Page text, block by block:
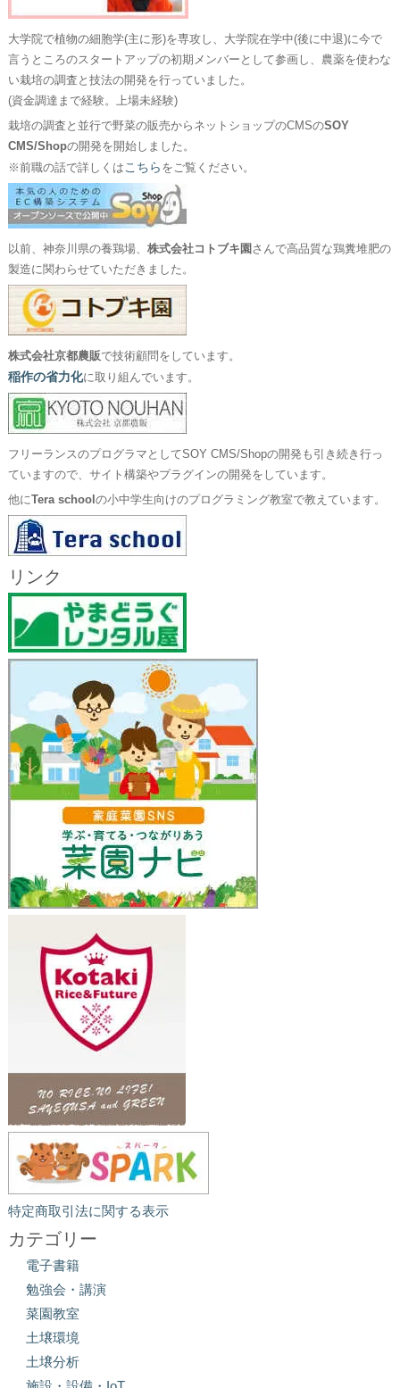
大学院で植物の細胞学(主に形)を専攻し、大学院在学中(後に中退)に今で
言うところのスタートアップの初期メンバーとして参画し、農薬を使わな
い栽培の調査と技法の開発を行っていました。
(資金調達まで経験。上場未経験)
栽培の調査と並行で野菜の販売からネットショップのCMSのSOY
CMS/Shopの開発を開始しました。
※前職の話で詳しくはこちら をご覧ください。
以前、神奈川県の養鶏場、 株式会社コトブキ園 さんで高品質な鶏糞堆肥の
製造に関わらせていただきました。
株式会社京都農販で技術顧問をしています。
稲作の省力化に取り組んでいます。
フリーランスのプログラマとしてSOY CMS/Shopの開発も引き続き行っ
ていますので、サイト構築やプラグインの開発をしています。
他にTera school の小中学生向けのプログラミング教室で教えています。
リンク
特定商取引法に関する表示
カテゴリー
電子書籍
勉強会・講演
菜園教室
土壌環境
土壌分析